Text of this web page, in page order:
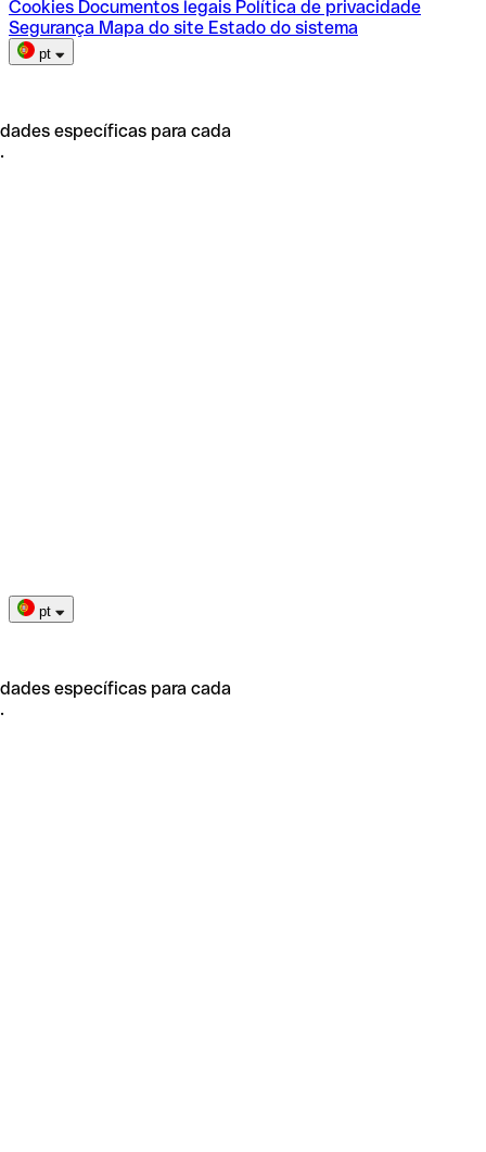
Cookies Documentos legais Política de privacidade
Segurança Mapa do site Estado do sistema
pt
específicas para cada
pt
específicas para cada